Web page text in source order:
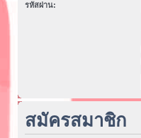
รหัสผ่าน:
สมัครสมาชิก